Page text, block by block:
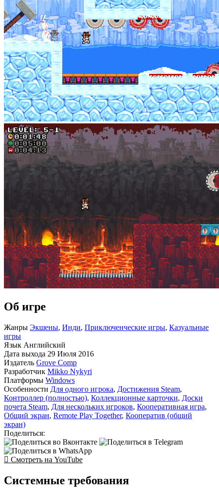
Об игре
Жанры Экшены, Инди, Приключенческие игры, Казуальные
игры
Язык Английский
Дата выхода 29 Июля 2016
Издатель Grove Comp
Разработчик Mikko Nykyri
Платформы Windows
Особенности Для одного игрока, Достижения Steam,
Контроллер (полностью), Коллекционные карточки, Доски
почета Steam, Для нескольких игроков, Кооперативная игра,
Общий экран, Remote Play Together, Кооператив (общий
экран)
Поделиться:
Смотреть на YouTube
Системные требования